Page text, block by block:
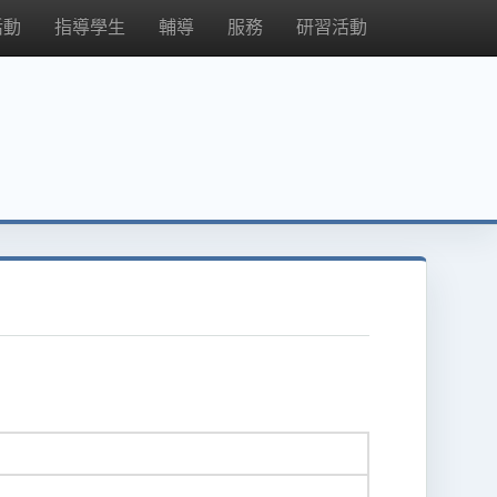
指導學生 輔導 服務 研習活動